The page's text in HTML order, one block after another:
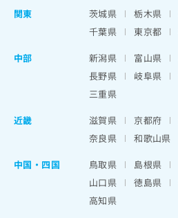
関東
茨城県 栃木県
千葉県
東京都
中部
新潟県 富山県
長野県
岐阜県
三重県
近畿
滋賀県 京都府
奈良県
和歌山県
中国・四国
鳥取県 島根県
山口県
徳島県
高知県